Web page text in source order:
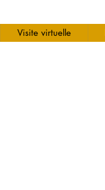
Visite virtuelle